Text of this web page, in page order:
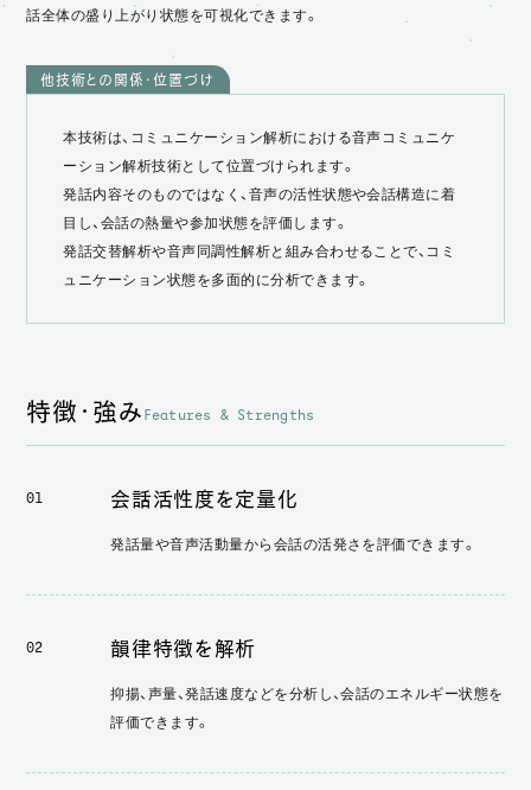
話全体の盛り上がり状態を可視化できます。
他技術との関係・位置づけ
本技術は、コミュニケーション解析における音声コミュニケ
ーション解析技術として位置づけられます。
発話内容そのものではなく、音声の活性状態や会話構造に着
目し、会話の熱量や参加状態を評価します。
発話交替解析や音声同調性解析と組み合わせることで、コミ
ュニケーション状態を多面的に分析できます。
特徴・強み Features & Strengths
01 会話活性度を定量化
発話量や音声活動量から会話の活発さを評価できます。
02 韻律特徴を解析
抑揚、声量、発話速度などを分析し、会話のエネルギー状態を
評価できます。